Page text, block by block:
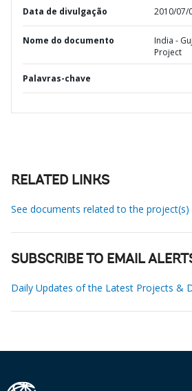
Data de divulgação 2010/07/
Nome do documento
India -
Project
Palavras-chave
RELATED LINKS
See documents related to the project(s)
SUBSCRIBE TO EMAIL
Daily Updates of the Latest Projects &